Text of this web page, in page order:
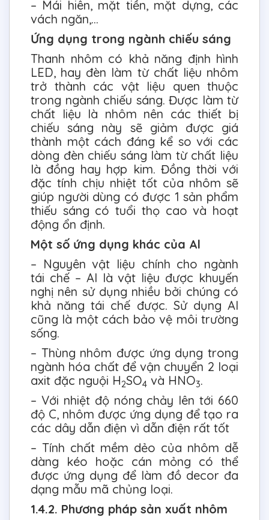
– Mái hiên, mặt tiền, mặt dựng, các
vách ngăn,…
Ứng dụng trong ngành chiếu sáng
Thanh nhôm có khả năng định hình
LED, hay đèn làm từ chất liệu nhôm
trở thành các vật liệu quen thuộc
trong ngành chiếu sáng. Được làm từ
chất liệu là nhôm nên các thiết bị
chiếu sáng này sẽ giảm được giá
thành một cách đáng kể so với các
dòng đèn chiếu sáng làm từ chất liệu
là đồng hay hợp kim. Đồng thời với
đặc tính chịu nhiệt tốt của nhôm sẽ
giúp người dùng có được 1 sản phẩm
thiếu sáng có tuổi thọ cao và hoạt
động ổn định.
Một số ứng dụng khác của Al
– Nguyên vật liệu chính cho ngành
tái chế – Al là vật liệu được khuyến
nghị nên sử dụng nhiều bởi chúng có
khả năng tái chế được. Sử dụng Al
cũng là một cách bảo vệ môi trường
sống.
– Thùng nhôm được ứng dụng trong
ngành hóa chất để vận chuyển 2 loại
axit đặc nguội H2SO4 và HNO3.
– Với nhiệt độ nóng chảy lên tới 660
độ C, nhôm được ứng dụng để tạo ra
các dây dẫn điện vì dẫn điện rất tốt
– Tính chất mềm dẻo của nhôm dễ
dàng kéo hoặc cán mỏng có thể
được ứng dụng để làm đồ decor đa
dạng mẫu mã chủng loại.
1.4.2. Phương pháp sản xuất nhôm